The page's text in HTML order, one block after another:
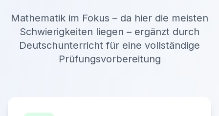
Mathematik im Fokus – da hier die meisten
Schwierigkeiten liegen – ergänzt durch
Deutschunterricht für eine vollständige
Prüfungsvorbereitung